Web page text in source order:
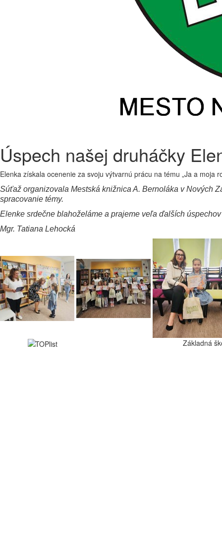
Úspech našej druháčky
Elenka získala ocenenie za svoju výtvarnú prácu na tému „Ja a moja
Súťaž organizovala Mestská knižnica A. Bernoláka v Nových
spracovanie témy.
Elenke srdečne blahoželáme a prajeme veľa ďalších
Mgr. Tatiana Lehocká
Základná